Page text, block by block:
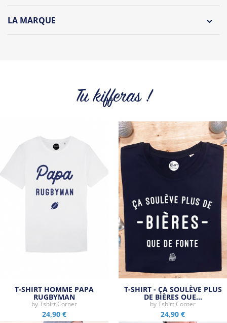
LA MARQUE
Tu kifferas !
T-SHIRT HOMME PAPA
RUGBYMAN
byTshirt Corner
24,90 €
T-SHIRT - ÇA SOULÈVE PLUS
DE BIÈRES QUE…
byTshirt Corner
24,90 €